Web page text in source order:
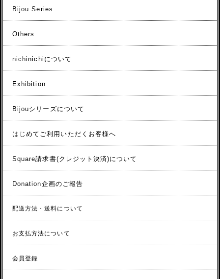
Bijou Series
Others
nichinichiについて
Exhibition
Bijouシリーズについて
はじめてご利用いただくお客様へ
Square請求書(クレジット決済)について
Donation企画のご報告
配送方法・送料について
お支払方法について
会員登録